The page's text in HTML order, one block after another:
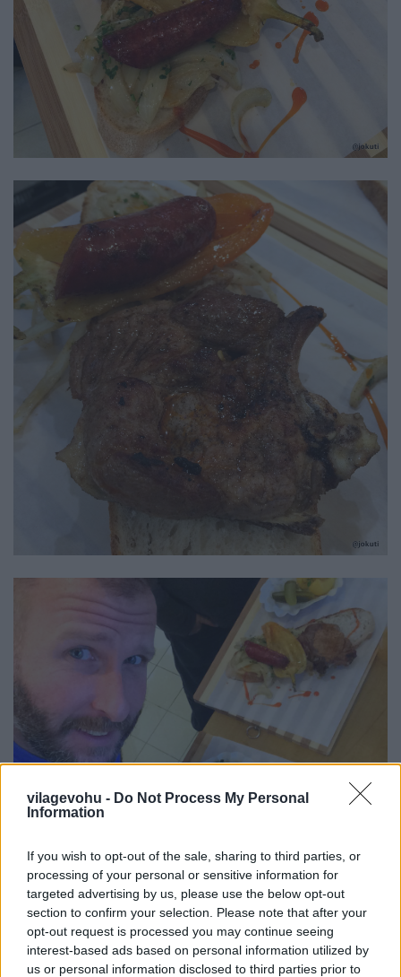
vilagevohu - Do Not Process My Personal
Information
If you wish to opt-out of the sale, sharing to third parties, or
processing of your personal or sensitive information for
targeted advertising by us, please use the below opt-out
section to confirm your selection. Please note that after your
opt-out request is processed you may continue seeing
interest-based ads based on personal information utilized by
us or personal information disclosed to third parties prior to